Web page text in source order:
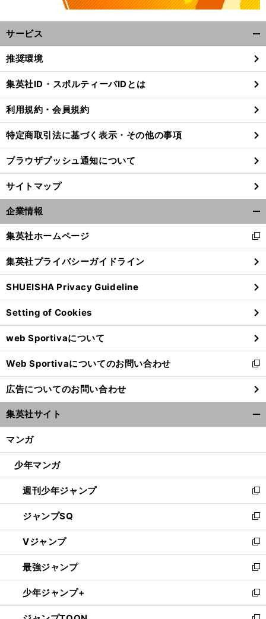
サービス
閉
る
推奨環境
集英社ID・スポルティーバIDとは
利用規約・会員規約
特定商取引法に基づく表示・その他の事項
ブラウザプッシュ通知について
サイトマップ
企業情報
閉
る
集英社ホームページ
新
し
い
ウ
ィ
ン
ド
ウ
で
開
く
集英社プライバシーガイドライン
SHUEISHA Privacy Guideline
Setting of Cookies
web Sportivaについて
Web Sportivaについてのお問い合わせ
新
し
い
ウ
ィ
ン
ウ
開
く
広告についてのお問い合わせ
集英社サイト
マンガ
少年マンガ
週刊少年ジャンプ
新
し
い
ウ
ィ
ン
ド
ウ
で
開
ジャンプSQ
新
し
い
ウ
ィ
ン
ド
ウ
Vジャンプ
新
し
い
ウ
ィ
ン
最強ジャンプ
新
し
い
ウ
少年ジャンプ+
新
し